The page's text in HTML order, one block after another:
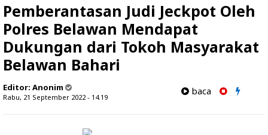
Pemberantasan Judi Jeckpot Oleh
Polres Belawan Mendapat
Dukungan dari Tokoh Masyarakat
Belawan Bahari
Editor: Anonim
Rabu, 21 September 2022 - 14.19
baca